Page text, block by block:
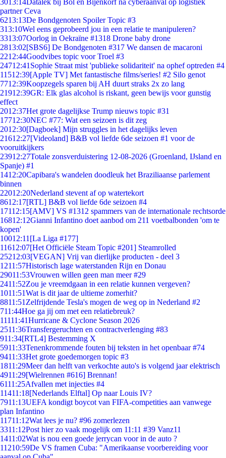
3013:14Datalek bij Bol en Bijenkorf na cyberaanval op logistiek
partner Ceva
6213:13De Bondgenoten Spoiler Topic #3
313:10Wel eens geprobeerd jou in een relatie te manipuleren?
3313:07Oorlog in Oekraïne #1318 Drone baby drone
2813:02[SBS6] De Bondgenoten #317 We dansen de macaroni
2212:44Goodvibes topic voor Troel #3
24712:41 Sophie Straat mist 'publieke solidariteit' na ophef optreden #4
11512:39[Apple TV] Met fantastische films/series! #2 Silo genot
7712:39Koopzegels sparen bij AH duurt straks 2x zo lang
21912:39GR: Elk glas alcohol is riskant, geen bewijs voor gunstig
effect
2012:37Het grote dagelijkse Trump nieuws topic #31
17712:30NEC #77: Wat een seizoen is dit zeg
2012:30[Dagboek] Mijn struggles in het dagelijks leven
21612:27[Videoland] B&B vol liefde 6de seizoen #1 voor de
vooruitkijkers
23912:27Totale zonsverduistering 12-08-2026 (Groenland, IJsland en
Spanje) #1
1412:20Capibara's wandelen doodleuk het Braziliaanse parlement
binnen
22012:20Nederland stevent af op watertekort
8612:17[RTL] B&B vol liefde 6de seizoen #4
17112:15[AMV] VS #1312 spammers van de internationale rechtsorde
16812:12Gianni Infantino doet aanbod om 211 voetbalbonden 'om te
kopen'
10012:11 [La Liga #177]
11612:07[Het Officiële Steam Topic #201] Steamrolled
25212:03[VEGAN] Vrij van dierlijke producten - deel 3
1211:57Historisch lage waterstanden Rijn en Donau
29011:53Vrouwen willen geen man meer #29
2411:52Zou je vreemdgaan in een relatie kunnen vergeven?
1011:51Wat is dit jaar de ultieme zomerhit?
8811:51 Zelfrijdende Tesla's mogen de weg op in Nederland #2
711:44Hoe ga jij om met een relatiebreuk?
11111:41Hurricane & Cyclone Season 2026
2511:36Transfergeruchten en contractverlenging #83
911:34[RTL4] Bestemming X
5911:33Tenenkrommende fouten bij teksten in het openbaar #74
9411:33Het grote goedemorgen topic #3
1811:29Meer dan helft van verkochte auto's is volgend jaar elektrisch
4911:29[Wielrennen #616] Brennan!
6111:25Afvallen met injecties #4
11411:18[Nederlands Elftal] Op naar Louis IV?
7911:13UEFA kondigt boycot van FIFA-competities aan vanwege
plan Infantino
11711:12Wat lees je nu? #96 zomerlezen
3311:12Post hier zo vaak mogelijk om 11:11 #39 Vanz11
1411:02Wat is nou een goede jerrycan voor in de auto ?
11210:59De VS framen Cuba: "Amerikaanse voorbereiding voor